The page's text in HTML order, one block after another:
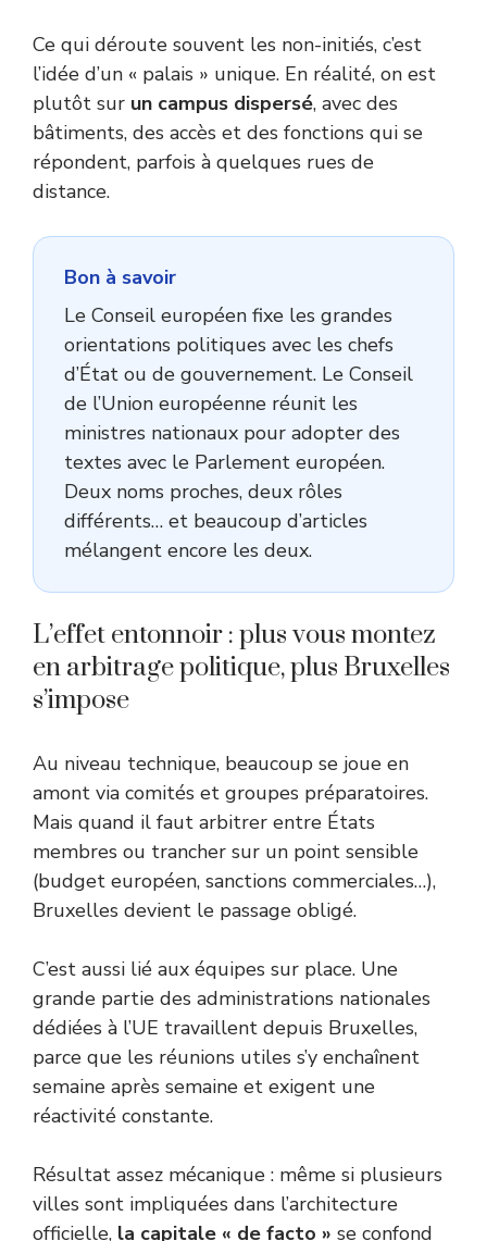
Ce qui déroute souvent les non-initiés, c’est
l’idée d’un « palais » unique. En réalité, on est
plutôt sur un campus dispersé, avec des
bâtiments, des accès et des fonctions qui se
répondent, parfois à quelques rues de
distance.
Bon à savoir
Le Conseil européen fixe les grandes
orientations politiques avec les chefs
d’État ou de gouvernement. Le Conseil
de l’Union européenne réunit les
ministres nationaux pour adopter des
textes avec le Parlement européen.
Deux noms proches, deux rôles
différents… et beaucoup d’articles
mélangent encore les deux.
L’effet entonnoir : plus vous montez
en arbitrage politique, plus Bruxelles
s’impose
Au niveau technique, beaucoup se joue en
amont via comités et groupes préparatoires.
Mais quand il faut arbitrer entre États
membres ou trancher sur un point sensible
(budget européen, sanctions commerciales…),
Bruxelles devient le passage obligé.
C’est aussi lié aux équipes sur place. Une
grande partie des administrations nationales
dédiées à l’UE travaillent depuis Bruxelles,
parce que les réunions utiles s’y enchaînent
semaine après semaine et exigent une
réactivité constante.
Résultat assez mécanique : même si plusieurs
villes sont impliquées dans l’architecture
officielle, la capitale « de facto » se confond